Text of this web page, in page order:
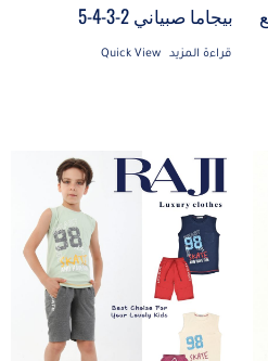
بيجاما صبياني 2-3-4-5
قراءة المزيد Quick View